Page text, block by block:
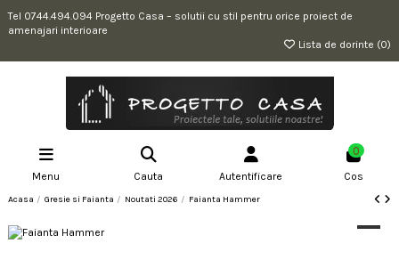
Tel 0744.494.094 Progetto Casa – solutii cu stil pentru orice proiect de
amenajari interioare
Lista de dorinte (0)
Menu Cauta Autentificare
0
Cos
Acasa Gresie si Faianta Noutati 2026 Faianta Hammer